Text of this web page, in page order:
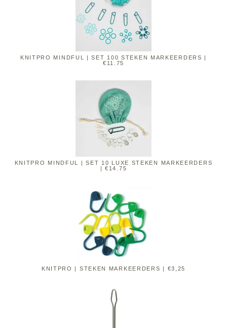
KNITPRO MINDFUL | SET 100 STEKEN MARKEERDERS |
€11.75
KNITPRO MINDFUL | SET 10 LUXE STEKEN MARKEERDERS
| €14.75
KNITPRO | STEKEN MARKEERDERS | €3,25